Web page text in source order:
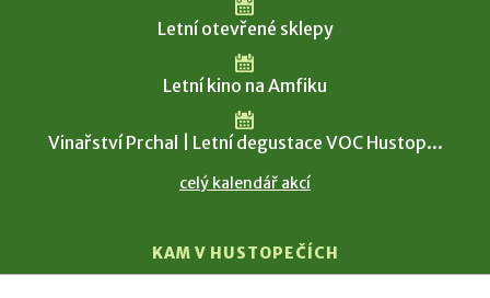
Letní otevřené sklepy
Letní kino na Amfiku
Vinařství Prchal | Letní degustace VOC Hustop...
celý kalendář akcí
KAM V HUSTOPEČÍCH